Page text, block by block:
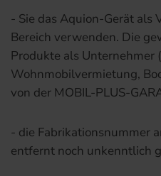
- Sie das Aquion-Gerät als
Bereich verwenden. Die
Produkte als Unternehmer
Wohnmobilvermietung,
von der MOBIL-PLUS-
- die Fabrikationsnummer
entfernt noch unkenntlich